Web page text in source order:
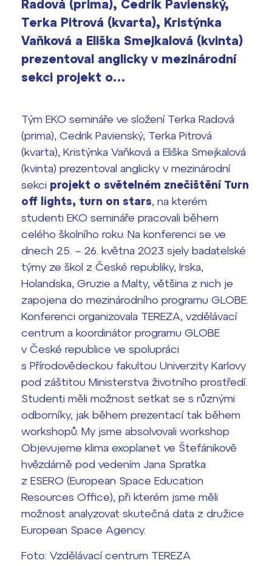
Výsledky 1. kola přijímacího řízení
2026/2027
Maturitní zkoušky
Europass
FOCUSing
Zahraniční stipendia
ČAG studentský
Maturitní témata
Pomoc! Mám problém!
Harmonogram školního roku
Termíny maturit
Bakaláři
Radová (prima), Cedrik Pavienský,
Terka Pitrová (kvarta), Kristýnka
Vaňková a Eliška Smejkalová (kvinta)
prezentoval anglicky v mezinárodní
sekci projekt o…
Tým EKO semináře ve složení Terka Radová
(prima), Cedrik Pavienský, Terka Pitrová
(kvarta), Kristýnka Vaňková a Eliška Smejkalová
(kvinta) prezentoval anglicky v mezinárodní
sekci projekt o světelném znečištění Turn
off lights, turn on stars, na kterém
studenti EKO semináře pracovali během
celého školního roku. Na konferenci se ve
dnech 25. – 26. května 2023 sjely badatelské
týmy ze škol z České republiky, Irska,
Holandska, Gruzie a Malty, většina z nich je
zapojena do mezinárodního programu GLOBE.
Konferenci organizovala TEREZA, vzdělávací
centrum a koordinátor programu GLOBE
v České republice ve spolupráci
s Přírodovědeckou fakultou Univerzity Karlovy
pod záštitou Ministerstva životního prostředí.
Studenti měli možnost setkat se s různými
odborníky, jak během prezentací tak během
workshopů. My jsme absolvovali workshop
Objevujeme klima exoplanet ve Štefánikově
hvězdárně pod vedením Jana Spratka
z ESERO (European Space Education
Resources Office), při kterém jsme měli
možnost analyzovat skutečná data z družice
European Space Agency.
Foto: Vzdělávací centrum TEREZA